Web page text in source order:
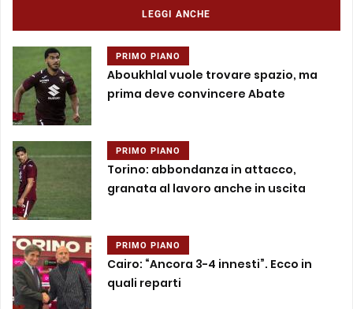
LEGGI ANCHE
PRIMO PIANO
Aboukhlal vuole trovare spazio, ma
prima deve convincere Abate
PRIMO PIANO
Torino: abbondanza in attacco,
granata al lavoro anche in uscita
PRIMO PIANO
Cairo: “Ancora 3-4 innesti”. Ecco in
quali reparti